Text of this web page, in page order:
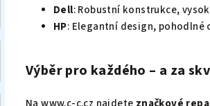
Dell: Robustní konstrukce,
HP: Elegantní design, pohodlné
Výběr pro každého – a za